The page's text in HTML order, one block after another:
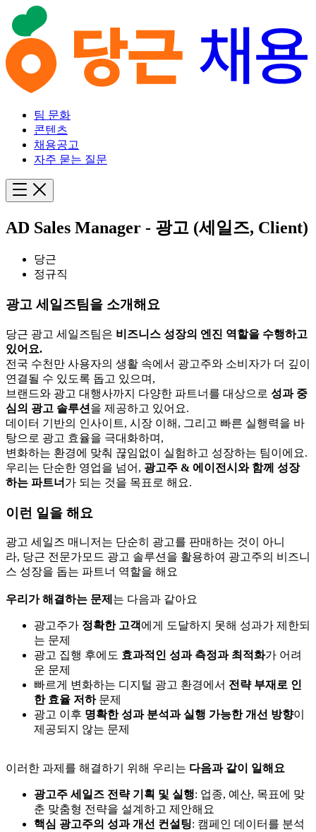
팀 문화
콘텐츠
채용공고
자주 묻는 질문
AD Sales Manager - 광고 (세일즈, Client)
당근
정규직
광고 세일즈팀을 소개해요
당근 광고 세일즈팀은 비즈니스 성장의 엔진 역할을 수행하고
있어요.
전국 수천만 사용자의 생활 속에서 광고주와 소비자가 더 깊이
연결될 수 있도록 돕고 있으며,
브랜드와 광고 대행사까지 다양한 파트너를 대상으로 성과 중
심의 광고 솔루션 을 제공하고 있어요.
데이터 기반의 인사이트, 시장 이해, 그리고 빠른 실행력을 바
탕으로 광고 효율을 극대화하며,
변화하는 환경에 맞춰 끊임없이 실험하고 성장하는 팀이에요.
우리는 단순한 영업을 넘어, 광고주 & 에이전시와 함께 성장
하는 파트너 가 되는 것을 목표로 해요.
이런 일을 해요
광고 세일즈 매니저는 단순히 광고를 판매하는 것이 아니
라, 당근 전문가모드 광고 솔루션을 활용하여 광고주의 비즈니
스 성장을 돕는 파트너 역할을 해요
우리가 해결하는 문제 는 다음과 같아요
광고주가 정확한 고객에게 도달하지 못해 성과가 제한되
는 문제
광고 집행 후에도 효과적인 성과 측정과 최적화가 어려
운 문제
빠르게 변화하는 디지털 광고 환경에서 전략 부재로 인
한 효율 저하문제
광고 이후 명확한 성과 분석과 실행 가능한 개선 방향이
제공되지 않는 문제
이러한 과제를 해결하기 위해 우리는 다음과 같이 일해요
광고주 세일즈 전략 기획 및 실행: 업종, 예산, 목표에 맞
춘 맞춤형 전략을 설계하고 제안해요
핵심 광고주의 성과 개선 컨설팅: 캠페인 데이터를 분석